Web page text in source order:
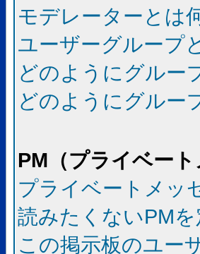
モデレーターとは
ユーザーグループ
どのようにグルー
どのようにグルー
PM（プライベー
プライベートメッ
読みたくないPM
この掲示板のユー